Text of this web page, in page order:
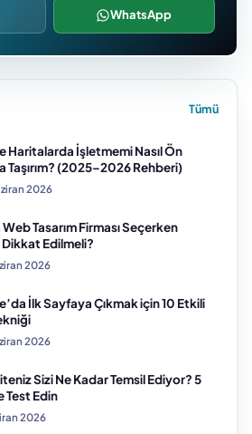
WhatsApp
Tümü
Haritalarda İşletmemi Nasıl Ön
Taşırım? (2025–2026 Rehberi)
2026
Tasarım Firması Seçerken
Dikkat Edilmeli?
2026
İlk Sayfaya Çıkmak için 10 Etkili
2026
Sizi Ne Kadar Temsil Ediyor? 5
Test Edin
2026